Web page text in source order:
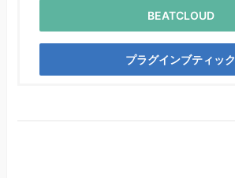
BEATCLOUD
プラグインブティック